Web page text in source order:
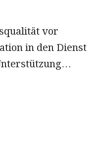
vor
in den Dienst